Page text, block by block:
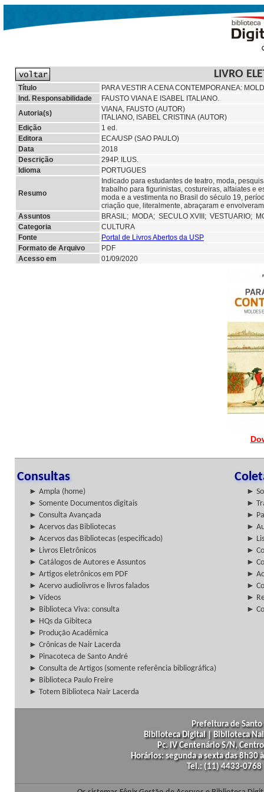
LIVRO
Título
PARA VESTIR A CENA CONTEMPORANEA:
Ind. Responsabilidade
FAUSTO VIANA E ISABEL ITALIANO.
Autoria(s)
VIANA, FAUSTO (AUTOR)
ITALIANO, ISABEL CRISTINA (AUTOR)
Edição
1 ed.
Editora
ECA/USP (SAO PAULO)
Data
2018
Descrição
294P. ILUS.
Idioma
PORTUGUES
Resumo
Indicado para estudantes de teatro, moda,
trabalho para figurinistas, costureiras, alfaiates e
moda e a vestimenta no Brasil do século 19,
criação que, literalmente, abraçaram e
Assuntos
BRASIL; MODA; SECULO XVIII; VESTUARIO;
Categoria
CULTURA
Fonte
Portal de Livros Abertos da USP
Formato de Arquivo
PDF
Acesso em
01/09/2020
Consultas
► Ampla (home)
►
► Somente Documentos digitais
►
► Consulta Avançada
►
► Acervos das Bibliotecas
►
► Acervos das Bibliotecas (especificado)
►
► Livros Eletrônicos
►
► Catálogos de Autores e Assuntos
►
► Artigos eletrônicos em PDF
►
► Acervo audiolivros e livros falados
►
► Vídeos
►
► Biblioteca Viva: consulta
►
► HQs da Gibiteca
► Produção Acadêmica
► Crônicas de Nair Lacerda
► Pinacoteca de Santo André
► Consulta de Artigos (somente referência bibliográfica)
► Biblioteca Paulo Freire
► Totem Biblioteca Nair Lacerda
Prefeitura de
Biblioteca Digital | Biblioteca
Pc. IV Centenário S/N,
Horários: segunda a sexta das
Tel.: (11) 4433-